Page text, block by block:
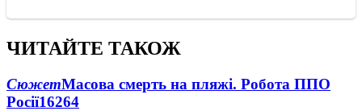
ЧИТАЙТЕ ТАКОЖ
СюжетМасова смерть на пляжі. Робота ППО
Росії16264